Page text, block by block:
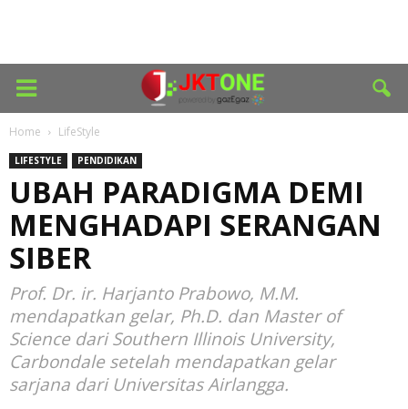
Home LifeStyle
LIFESTYLE PENDIDIKAN
UBAH PARADIGMA DEMI
MENGHADAPI SERANGAN
SIBER
Prof. Dr. ir. Harjanto Prabowo, M.M.
mendapatkan gelar, Ph.D. dan Master of
Science dari Southern Illinois University,
Carbondale setelah mendapatkan gelar
sarjana dari Universitas Airlangga.